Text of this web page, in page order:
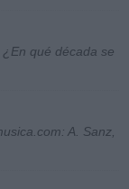
qué década se
A. Sanz,